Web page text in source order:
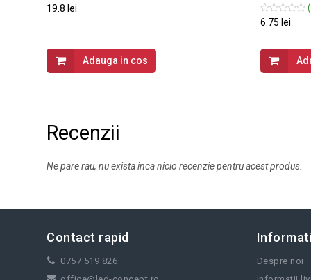
19.8 lei
Adauga in cos
6.75 lei
Recenzii
Ne pare rau, nu exista inca nicio recenzie pentru acest produs.
Contact rapid
0757 519 826
Despre noi